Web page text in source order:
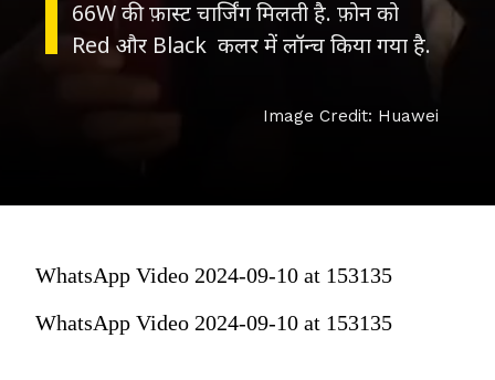
66W की फ़ास्ट चार्जिंग मिलती है. फ़ोन को
Red और Black कलर में लॉन्च किया गया है.
Image Credit: Huawei
WhatsApp Video 2024-09-10 at 153135
WhatsApp Video 2024-09-10 at 153135